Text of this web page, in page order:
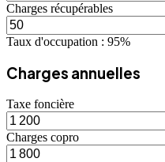
Charges récupérables
Taux d'occupation : 95%
Charges annuelles
Taxe foncière
Charges copro